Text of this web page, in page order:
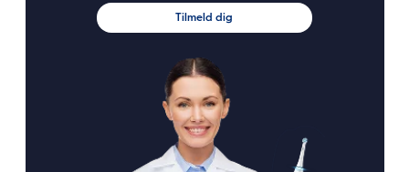
Tilmeld dig